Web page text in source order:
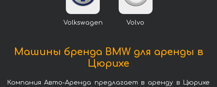
Volkswagen Volvo
Машины бренда BMW для аренды в
Цюрихе
Компания Авто-Аренда предлагает в аренду в Цюрихе